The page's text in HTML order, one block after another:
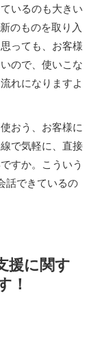
いるのも大きい
のものを取り入
っても、お客様
ので、使いこな
れになりますよ
おう、お客様に
で気軽に、直接
すか。こういう
話できているの
援に関す
！